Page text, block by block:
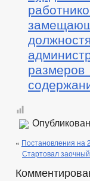
« Постановления на
Стартовал